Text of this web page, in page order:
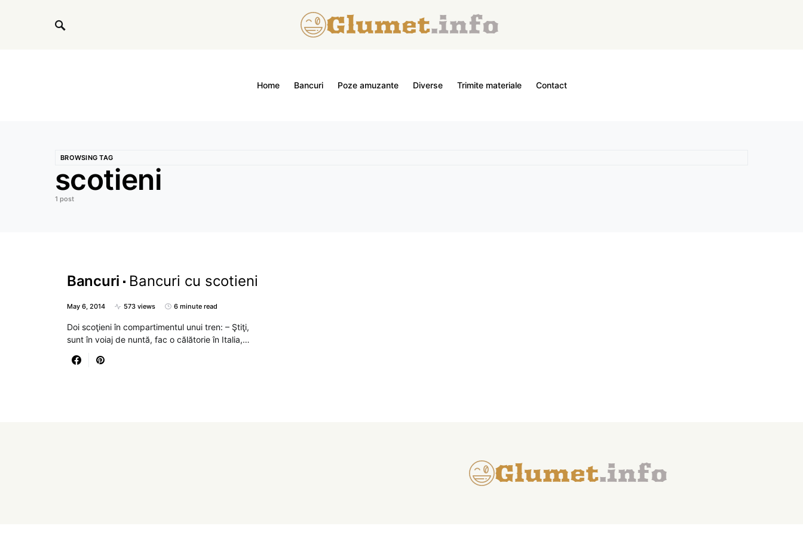
Home Bancuri Poze amuzante Diverse Trimite materiale Contact
BROWSING TAG
scotieni
1 post
Bancuri Bancuri cu scotieni
May 6, 2014 573 views 6 minute read
Doi scoţieni în compartimentul unui tren: – Ştiţi,
sunt în voiaj de nuntă, fac o călătorie în Italia,…